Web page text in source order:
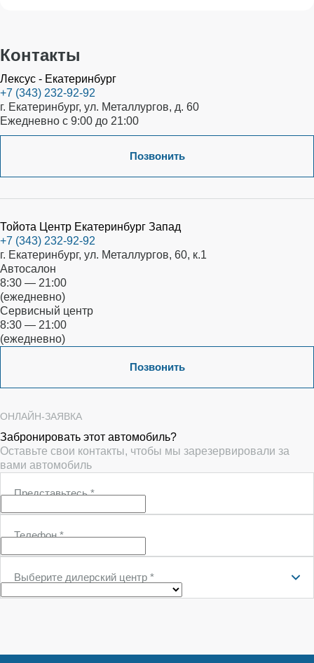
Контакты
Лексус - Екатеринбург
+7 (343) 232-92-92
г. Екатеринбург, ул. Металлургов, д. 60
Ежедневно с 9:00 до 21:00
Позвонить
Тойота Центр Екатеринбург Запад
+7 (343) 232-92-92
г. Екатеринбург, ул. Металлургов, 60, к.1
Автосалон
8:30 — 21:00
(ежедневно)
Сервисный центр
8:30 — 21:00
(ежедневно)
Позвонить
ОНЛАЙН-ЗАЯВКА
Забронировать этот автомобиль?
Оставьте свои контакты, чтобы мы зарезервировали за
вами автомобиль
Представьтесь*
Телефон*
Выберите дилерский центр *